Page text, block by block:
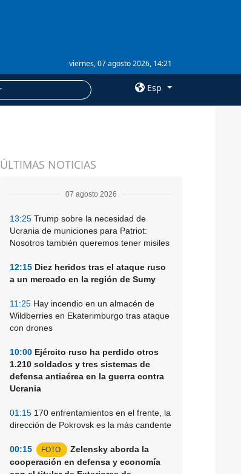
viernes, 07 agosto 2026, 14:21
Esp
Suscripción
ÚLTIMAS NOTICIAS
07 agosto 2026
13:25 Trump sobre la necesidad de
Ucrania de municiones para Patriot:
Nosotros también queremos tener misiles
12:15 Diez heridos tras el ataque ruso
a un mercado en la región de Sumy
11:25 Hay incendio en un almacén de
Wildberries en Ekaterimburgo tras ataque
con drones
10:00 Ejército ruso ha perdido otros
1.210 soldados y tres sistemas de
defensa antiaérea en la guerra contra
Ucrania
01:15 170 enfrentamientos en el frente, la
dirección de Pokrovsk es la más candente
00:15 FOTO
Zelensky aborda la
cooperación en defensa y economía